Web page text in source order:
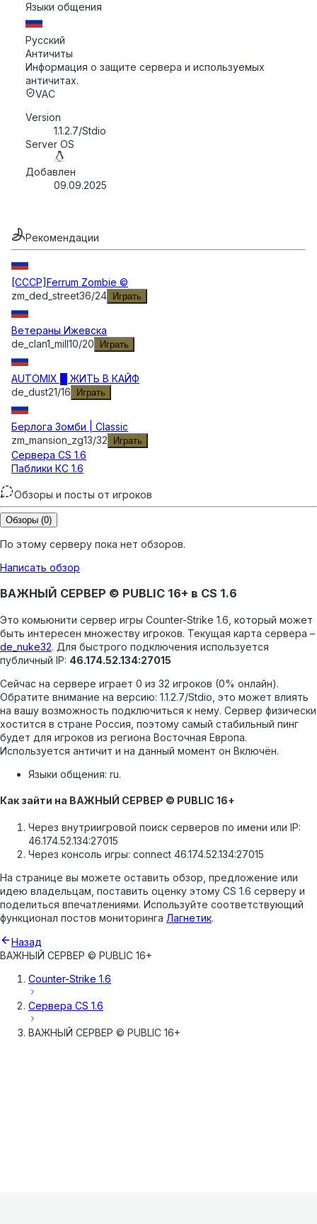
Языки общения
Русский
Античиты
Информация о защите сервера и используемых
античитах.
VAC
Version
1.1.2.7/Stdio
Server OS
Добавлен
09.09.2025
Рекомендации
[CCCP]Ferrum Zombie ©
zm_ded_street36/24 Играть
Ветераны Ижевска
de_clan1_mill10/20 Играть
AUTOMIX █ ЖИТЬ В КАЙФ
de_dust21/16 Играть
Берлога Зомби | Classic
zm_mansion_zg13/32 Играть
Сервера CS 1.6
Паблики КС 1.6
Обзоры и посты от игроков
Обзоры (0)
По этому серверу пока нет обзоров.
Написать обзор
ВАЖНЫЙ СЕРВЕР © PUBLIC 16+ в CS 1.6
Это комьюнити сервер игры Counter-Strike 1.6, который может
быть интересен множеству игроков. Текущая карта сервера –
de_nuke32. Для быстрого подключения используется
публичный IP: 46.174.52.134:27015
Сейчас на сервере играет 0 из 32 игроков (0% онлайн).
Обратите внимание на версию: 1.1.2.7/Stdio, это может влиять
на вашу возможность подключиться к нему. Сервер физически
хостится в стране Россия, поэтому самый стабильный пинг
будет для игроков из региона Восточная Европа.
Используется античит и на данный момент он Включён.
Языки общения: ru.
Как зайти на ВАЖНЫЙ СЕРВЕР © PUBLIC 16+
Через внутриигровой поиск серверов по имени или IP:
46.174.52.134:27015
Через консоль игры: connect 46.174.52.134:27015
На странице вы можете оставить обзор, предложение или
идею владельцам, поставить оценку этому CS 1.6 серверу и
поделиться впечатлениями. Используйте соответствующий
функционал постов мониторинга Лагнетик.
Назад
ВАЖНЫЙ СЕРВЕР © PUBLIC 16+
Counter-Strike 1.6
Сервера CS 1.6
ВАЖНЫЙ СЕРВЕР © PUBLIC 16+